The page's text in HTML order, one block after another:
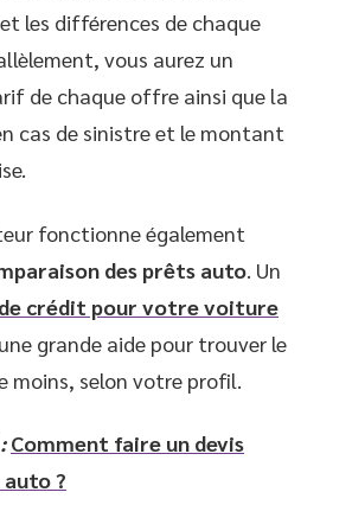
les différences de chaque
vous aurez un
de chaque offre ainsi que la
cas de sinistre et le montant
fonctionne également
des prêts auto . Un
crédit pour votre voiture
grande aide pour trouver le
moins, selon votre profil.
Comment faire un devis
auto ?